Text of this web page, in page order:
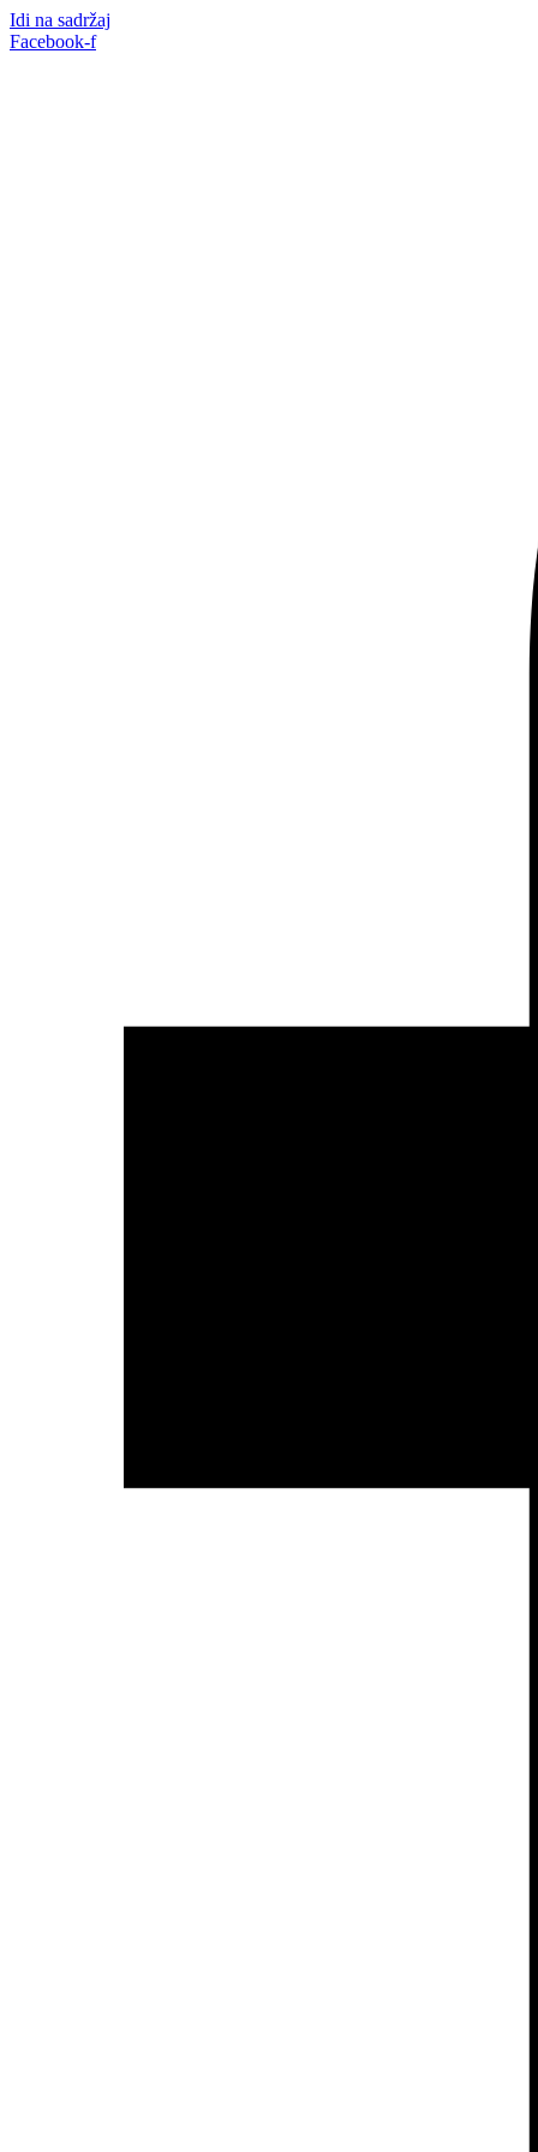
Idi na sadržaj
Facebook-f